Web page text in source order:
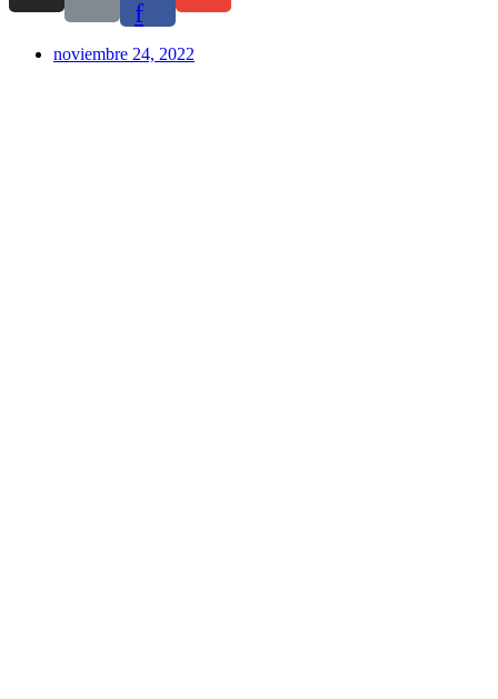
f
noviembre 24, 2022